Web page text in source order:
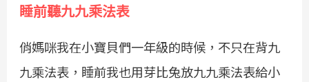
睡前聽九九乘法表
俏媽咪我在小寶貝們一年級的時候，不只在背九
九乘法表，睡前我也用芽比兔放九九乘法表給小